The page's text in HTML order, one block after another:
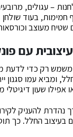
– עגולים,
חמימות, בעוד
שטיח מעוצב
עם
משמש רק כדי לדעת
ומביא עמו סגנון
שעון דיגיטלי
נהדרת להעניק
בעיצוב החלל. כך